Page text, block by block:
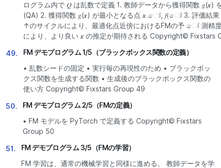
ログラム内で 𝑄 は乱数で定義 1. 教師データから獲得関数
(QA) 2. 獲得関数 𝑔(𝒙) が最小となる点 𝒙 ෝ, 𝑓(ෝ 3. 評価結果
↑のサイクルにより、最適化点近傍におけるFMの予 ෝ 測精
により、より良い 𝒙 の推定が期待される Copyright© Fixstars
49.
FM デモプログラム 1/5（ブラックボックス関数の定義）
• 乱数シードの固定 • 実行毎の再現性のため • ブラックボッ
クス関数を生成する関数 • 生成後のブラックボックス関数の
使い方 Copyright© Fixstars Group 49
50.
FM デモプログラム 2/5（FMの定義）
• FM モデルを PyTorch で定義する Copyright© Fixstars
Group 50
51.
FM デモプログラム 3/5（FMの学習）
FM 学習は、通常の機械学習と同様に進める。 教師データを学